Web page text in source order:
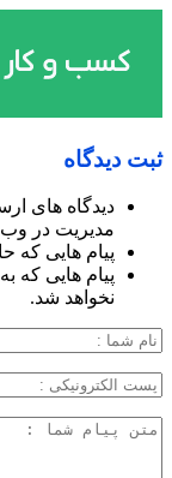
ثبت دیدگاه
دیدگاه های
مدیریت در
پیام هایی که
پیام هایی که
نخواهد شد.